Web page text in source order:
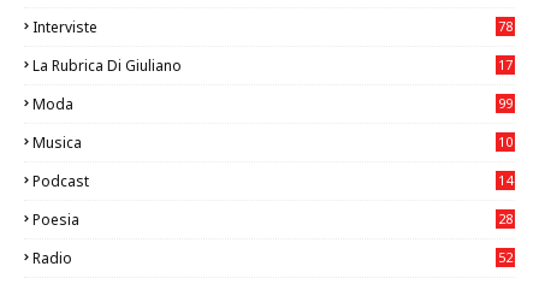
Interviste 78
La Rubrica Di Giuliano
17
Moda 99
Musica
10
Podcast 14
Poesia 28
Radio 52